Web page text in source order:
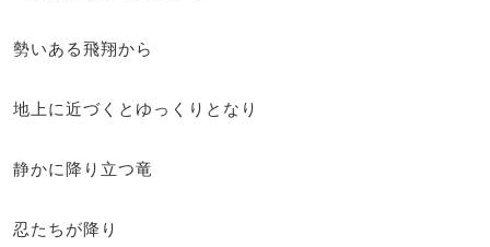
勢いある飛翔から
地上に近づくとゆっくりとなり
静かに降り立つ竜
忍たちが降り